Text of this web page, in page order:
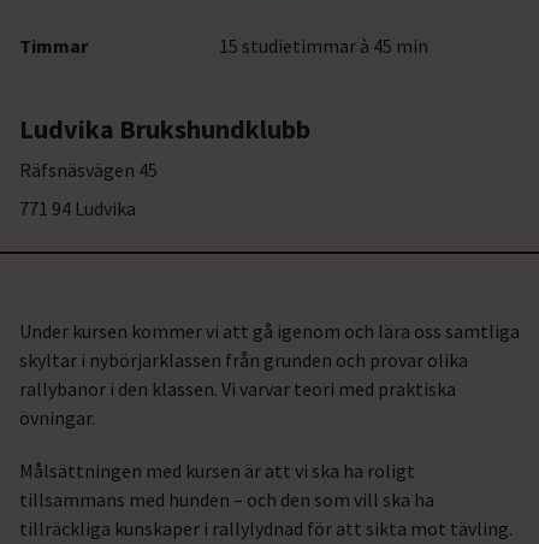
Timmar 15 studietimmar à 45 min
Ludvika Brukshundklubb
Räfsnäsvägen 45
771 94 Ludvika
Under kursen kommer vi att gå igenom och lära oss samtliga
skyltar i nybörjarklassen från grunden och provar olika
rallybanor i den klassen. Vi varvar teori med praktiska
övningar.
Målsättningen med kursen är att vi ska ha roligt
tillsammans med hunden – och den som vill ska ha
tillräckliga kunskaper i rallylydnad för att sikta mot tävling.